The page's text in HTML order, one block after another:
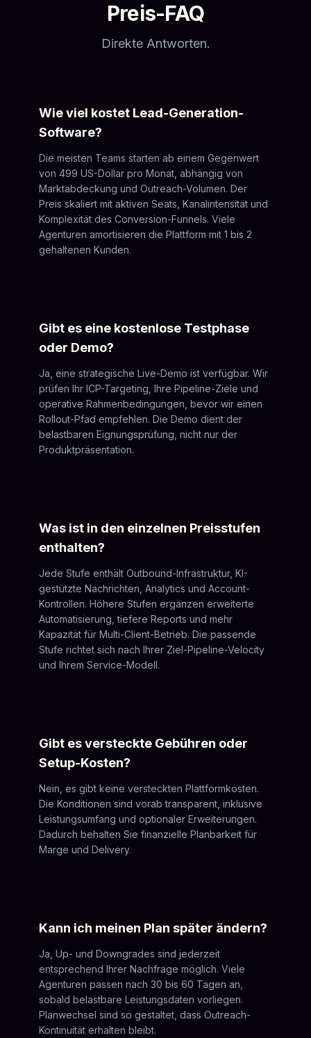
Preis-FAQ
Direkte Antworten.
Wie viel kostet Lead-Generation-
Software?
Die meisten Teams starten ab einem Gegenwert
von 499 US-Dollar pro Monat, abhängig von
Marktabdeckung und Outreach-Volumen. Der
Preis skaliert mit aktiven Seats, Kanalintensität und
Komplexität des Conversion-Funnels. Viele
Agenturen amortisieren die Plattform mit 1 bis 2
gehaltenen Kunden.
Gibt es eine kostenlose Testphase
oder Demo?
Ja, eine strategische Live-Demo ist verfügbar. Wir
prüfen Ihr ICP-Targeting, Ihre Pipeline-Ziele und
operative Rahmenbedingungen, bevor wir einen
Rollout-Pfad empfehlen. Die Demo dient der
belastbaren Eignungsprüfung, nicht nur der
Produktpräsentation.
Was ist in den einzelnen Preisstufen
enthalten?
Jede Stufe enthält Outbound-Infrastruktur, KI-
gestützte Nachrichten, Analytics und Account-
Kontrollen. Höhere Stufen ergänzen erweiterte
Automatisierung, tiefere Reports und mehr
Kapazität für Multi-Client-Betrieb. Die passende
Stufe richtet sich nach Ihrer Ziel-Pipeline-Velocity
und Ihrem Service-Modell.
Gibt es versteckte Gebühren oder
Setup-Kosten?
Nein, es gibt keine versteckten Plattformkosten.
Die Konditionen sind vorab transparent, inklusive
Leistungsumfang und optionaler Erweiterungen.
Dadurch behalten Sie finanzielle Planbarkeit für
Marge und Delivery.
Kann ich meinen Plan später ändern?
Ja, Up- und Downgrades sind jederzeit
entsprechend Ihrer Nachfrage möglich. Viele
Agenturen passen nach 30 bis 60 Tagen an,
sobald belastbare Leistungsdaten vorliegen.
Planwechsel sind so gestaltet, dass Outreach-
Kontinuität erhalten bleibt.